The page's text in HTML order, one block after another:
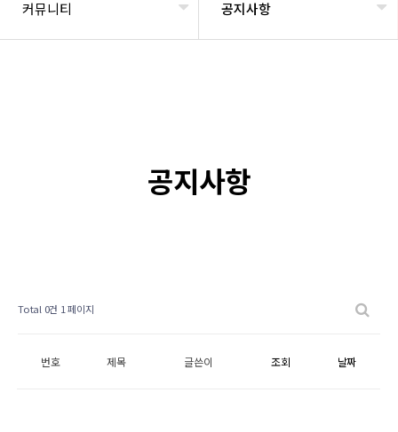
커뮤니티 공지사항
공지사항
Total 0건 1 페이지
번호 제목 글쓴이 조회 날짜